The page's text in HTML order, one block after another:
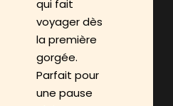
qui fait
voyager dès
la première
gorgée.
Parfait pour
une pause